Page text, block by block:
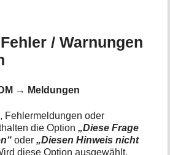
/ Warnungen
→ Meldungen
Fehlermeldungen oder
die Option„Diese Frage
oder„Diesen Hinweis nicht
diese Option ausgewählt,